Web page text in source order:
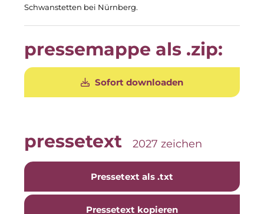
United Benefits Holding
Wealthcap
WEALTHCORE Investment Management
XPAY Group
123C DIGITAL CONSULTING GMBH
Dr. Aribert Spiegler - Fotografie
Schwanstetten bei Nürnberg.
pressemappe als .zip:
Sofort downloaden
pressetext 2027 zeichen
Pressetext als .txt
Pressetext kopieren